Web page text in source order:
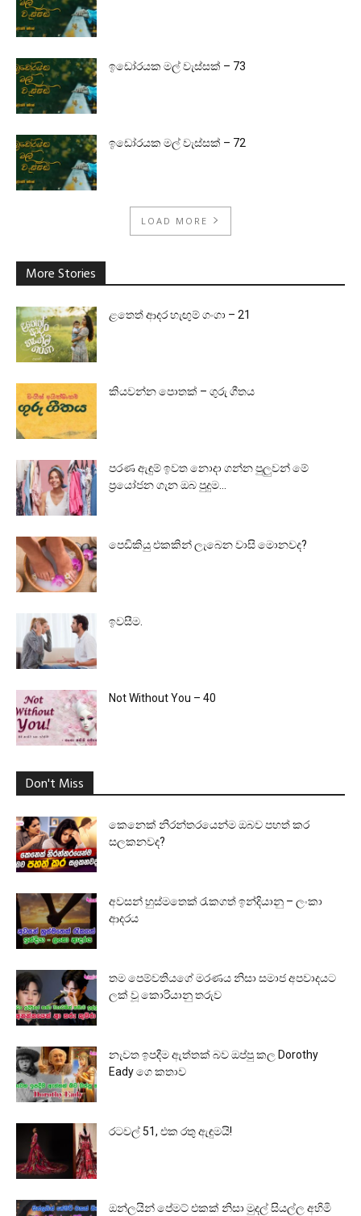
ඉඩෝරයක මල් වැස්සක් – 73
ඉඩෝරයක මල් වැස්සක් – 72
LOAD MORE
More Stories
ළතෙත් ආදර හැඟුම් ගංගා – 21
කියවන්න පොතක් – ගුරු ගීතය
පරණ ඇඳුම් ඉවත නොදා ගන්න පුලුවන් මේ
ප්‍රයෝජන ගැන ඔබ පුදුම...
පෙඩිකියු එකකින් ලැබෙන වාසි මොනවද?
ඉවසීම.
Not Without You – 40
Don't Miss
කෙනෙක් නිරන්තරයෙන්ම ඔබව පහත් කර
සලකනවද?
අවසන් හුස්මතෙක් රැකගත් ඉන්දියානු – ලංකා
ආදරය
තම පෙම්වතියගේ මරණය නිසා සමාජ අපවාදයට
ලක් වූ කොරියානු තරුව
නැවත ඉපදීම ඇත්තක් බව ඔප්පු කල Dorothy
Eady ගෙ කතාව
රටවල් 51, එක රතු ඇඳුමයි!
ඔන්ලයින් පේමට් එකක් නිසා මුදල් සියල්ල අහිමි